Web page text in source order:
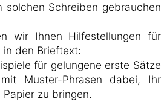
solchen Schreiben gebrauchen
wir Ihnen Hilfestellungen für
in den Brieftext:
für gelungene erste Sätze
Muster-Phrasen dabei, Ihr
zu bringen.